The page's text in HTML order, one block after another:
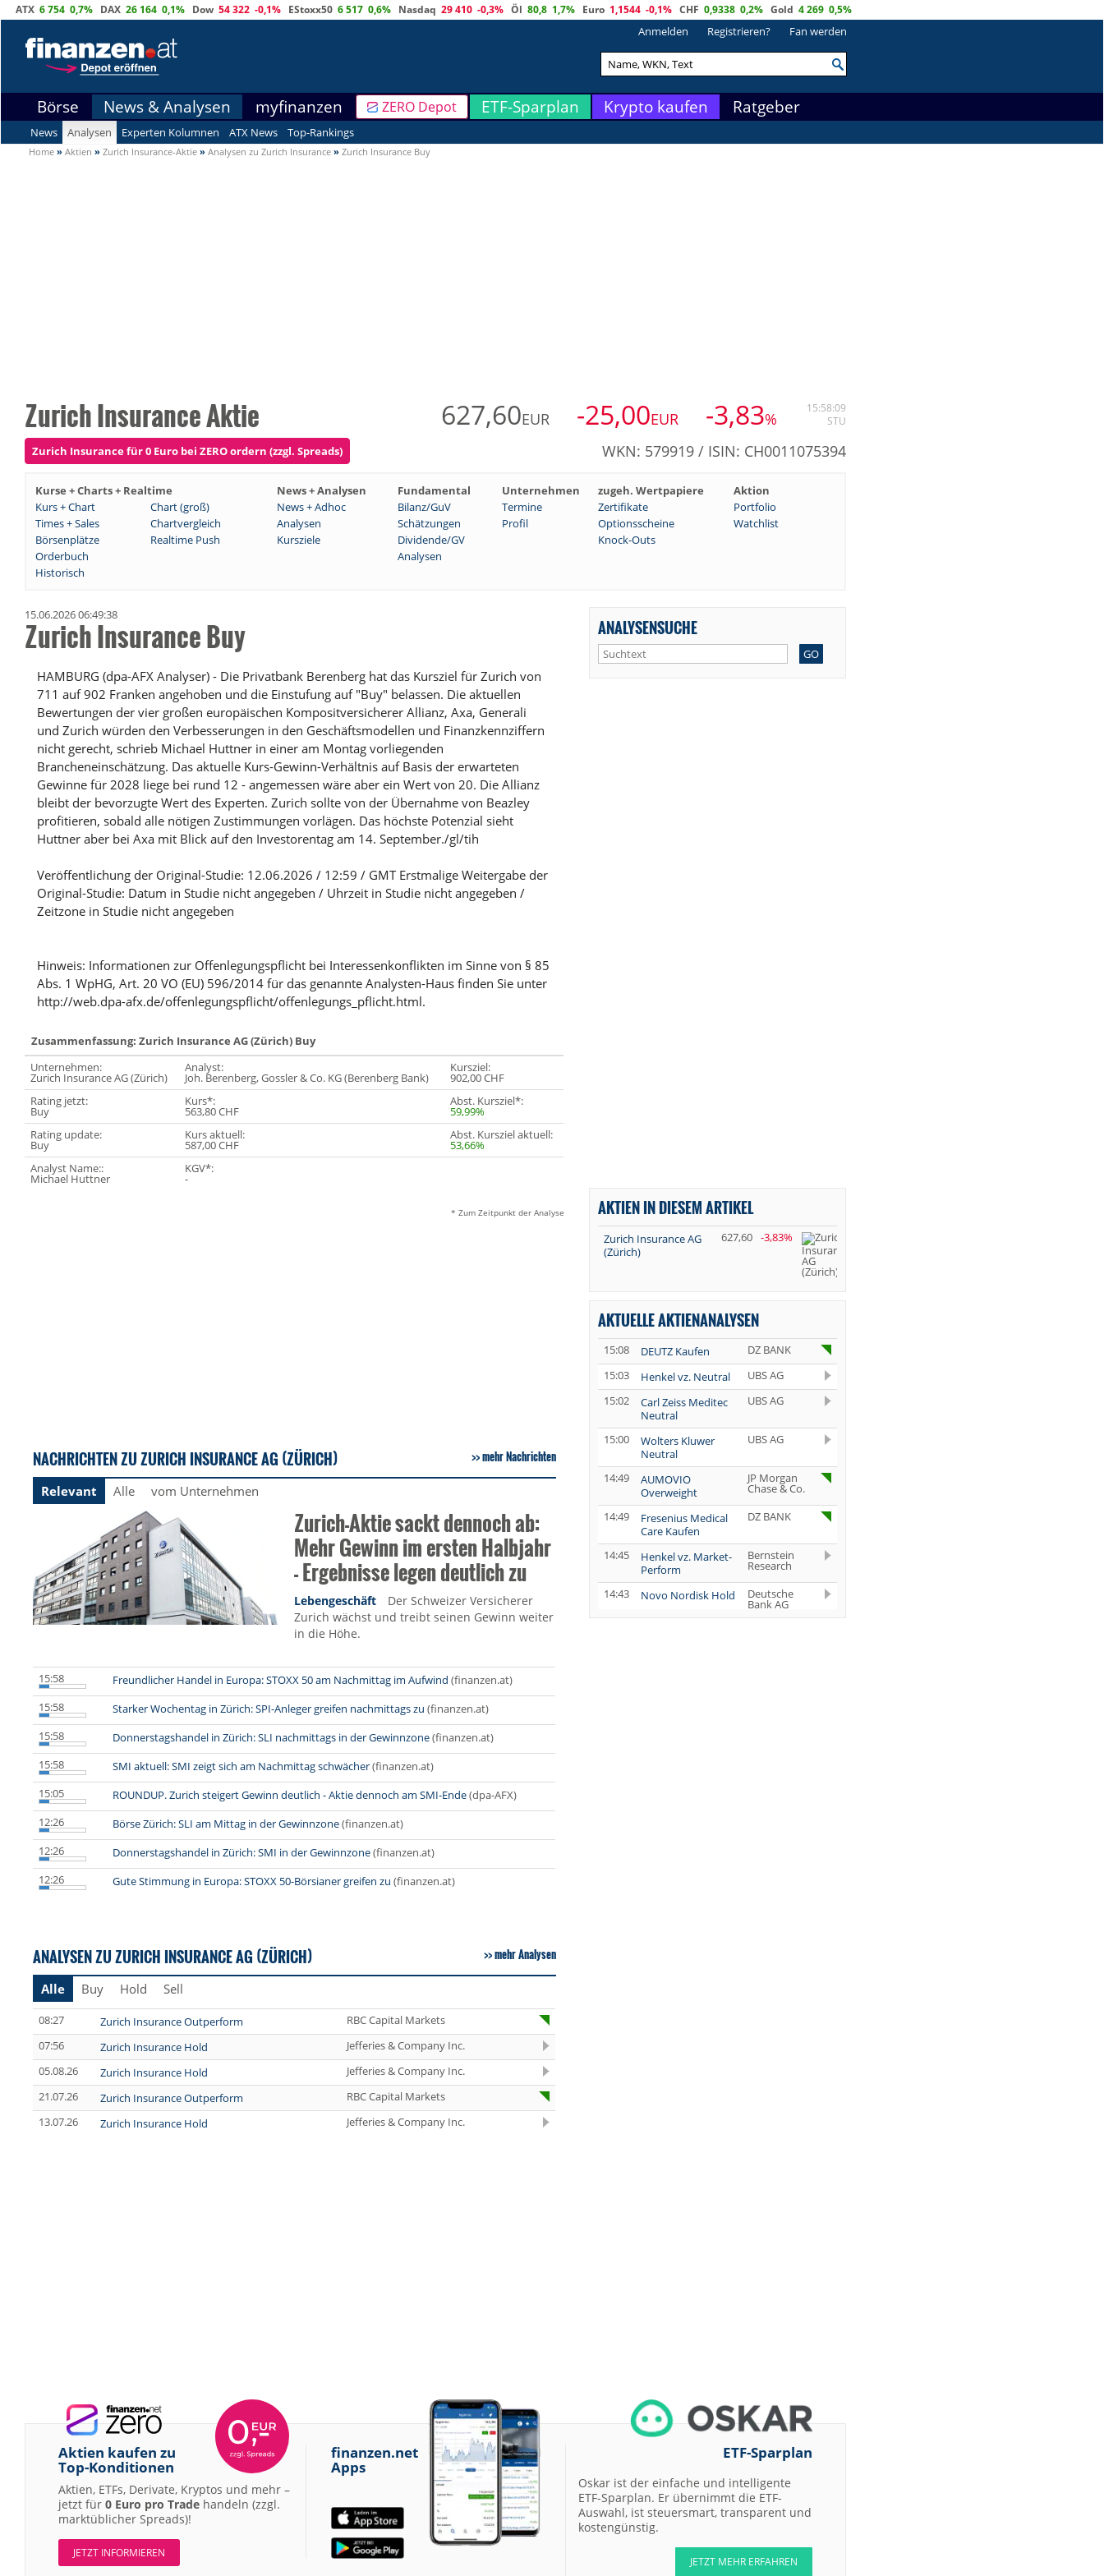
ATX 6 754 0,7% DAX 26 164 0,1% Dow 54 322 -0,1% EStoxx50 6 517 0,6% Nasdaq 29 410 -0,3% Öl 80,8 1,7% Euro 1,1544 -0,1% CHF 0,9338 0,2% Gold 4 269 0,5%
Anmelden Registrieren? Fan werden
Börse News & Analysen myfinanzen ZERO Depot ETF-Sparplan Krypto kaufen Ratgeber
News Analysen Experten Kolumnen ATX News Top-Rankings
Home » Aktien » Zurich Insurance-Aktie » Analysen zu Zurich Insurance » Zurich Insurance Buy
Zurich Insurance Aktie 627,60EUR -25,00EUR -3,83%
15:58:09
STU
Zurich Insurance für 0 Euro bei ZERO ordern (zzgl. Spreads) WKN: 579919 / ISIN: CH0011075394
Kurse + Charts + Realtime News + Analysen Fundamental Unternehmen zugeh. Wertpapiere
Aktion
Kurs + Chart
Chart (groß) News + Adhoc Bilanz/GuV Termine Zertifikate
Portfolio
Times + Sales
Chartvergleich Analysen Schätzungen Profil Optionsscheine
Watchlist
Börsenplätze
Realtime Push Kursziele Dividende/GV
Knock-Outs
Orderbuch
Analysen
Historisch
15.06.2026 06:49:38
Zurich Insurance Buy
HAMBURG (dpa-AFX Analyser) - Die Privatbank Berenberg hat das Kursziel für Zurich von
711 auf 902 Franken angehoben und die Einstufung auf "Buy" belassen. Die aktuellen
Bewertungen der vier großen europäischen Kompositversicherer Allianz, Axa, Generali
und Zurich würden den Verbesserungen in den Geschäftsmodellen und Finanzkennziffern
nicht gerecht, schrieb Michael Huttner in einer am Montag vorliegenden
Brancheneinschätzung. Das aktuelle Kurs-Gewinn-Verhältnis auf Basis der erwarteten
Gewinne für 2028 liege bei rund 12 - angemessen wäre aber ein Wert von 20. Die Allianz
bleibt der bevorzugte Wert des Experten. Zurich sollte von der Übernahme von Beazley
profitieren, sobald alle nötigen Zustimmungen vorlägen. Das höchste Potenzial sieht
Huttner aber bei Axa mit Blick auf den Investorentag am 14. September./gl/tih
Veröffentlichung der Original-Studie: 12.06.2026 / 12:59 / GMT Erstmalige Weitergabe der
Original-Studie: Datum in Studie nicht angegeben / Uhrzeit in Studie nicht angegeben /
Zeitzone in Studie nicht angegeben
Hinweis: Informationen zur Offenlegungspflicht bei Interessenkonflikten im Sinne von § 85
Abs. 1 WpHG, Art. 20 VO (EU) 596/2014 für das genannte Analysten-Haus finden Sie unter
http://web.dpa-afx.de/offenlegungspflicht/offenlegungs_pflicht.html.
Zusammenfassung: Zurich Insurance AG (Zürich) Buy
Unternehmen:
Zurich Insurance AG (Zürich)
Analyst:
Joh. Berenberg, Gossler & Co. KG (Berenberg Bank)
Kursziel:
902,00 CHF
Rating jetzt:
Buy
Kurs*:
563,80 CHF
Abst. Kursziel*:
59,99%
Rating update:
Buy
Kurs aktuell:
587,00 CHF
Abst. Kursziel aktuell:
53,66%
Analyst Name::
Michael Huttner
KGV*:
-
* Zum Zeitpunkt der Analyse
NACHRICHTEN ZU ZURICH INSURANCE AG (ZÜRICH) mehr Nachrichten
Relevant Alle vom Unternehmen
Zurich-Aktie sackt dennoch ab:
Mehr Gewinn im ersten Halbjahr
- Ergebnisse legen deutlich zu
Lebengeschäft
Der Schweizer Versicherer
Zurich wächst und treibt seinen Gewinn weiter
in die Höhe.
15:58 Freundlicher Handel in Europa: STOXX 50 am Nachmittag im Aufwind (finanzen.at)
15:58
Starker Wochentag in Zürich: SPI-Anleger greifen nachmittags zu (finanzen.at)
15:58
Donnerstagshandel in Zürich: SLI nachmittags in der Gewinnzone(finanzen.at)
15:58
SMI aktuell: SMI zeigt sich am Nachmittag schwächer(finanzen.at)
15:05
ROUNDUP. Zurich steigert Gewinn deutlich - Aktie dennoch am SMI-Ende(dpa-AFX)
12:26
Börse Zürich: SLI am Mittag in der Gewinnzone(finanzen.at)
12:26
Donnerstagshandel in Zürich: SMI in der Gewinnzone(finanzen.at)
12:26
Gute Stimmung in Europa: STOXX 50-Börsianer greifen zu (finanzen.at)
ANALYSEN ZU ZURICH INSURANCE AG (ZÜRICH) mehr Analysen
Alle Buy Hold Sell
08:27 Zurich Insurance Outperform
RBC Capital Markets
07:56
Zurich Insurance Hold
Jefferies & Company Inc.
05.08.26
Zurich Insurance Hold
Jefferies & Company Inc.
21.07.26
Zurich Insurance Outperform
RBC Capital Markets
13.07.26
Zurich Insurance Hold Jefferies & Company Inc.
ANALYSENSUCHE
GO
AKTIEN IN DIESEM ARTIKEL
Zurich Insurance AG
(Zürich)
627,60 -3,83%
AKTUELLE AKTIENANALYSEN
15:08 DEUTZ Kaufen
DZ BANK
15:03
Henkel vz. Neutral
UBS AG
15:02
Carl Zeiss Meditec
Neutral
UBS AG
15:00
Wolters Kluwer
Neutral
UBS AG
14:49
AUMOVIO
Overweight
JP Morgan
Chase & Co.
14:49
Fresenius Medical
Care Kaufen
DZ BANK
14:45
Henkel vz. Market-
Perform
Bernstein
Research
14:43
Novo Nordisk Hold Deutsche
Bank AG
Münchener
Rückversicherungs-
Gesellschaft Hold
Jefferies &
Company
12:34
Ahold Delhaize
Neutral
UBS AG
12:32 SUSS MicroTec Buy
Swiss Re Sell UBS AG
Aktien kaufen zu
Top-Konditionen
Aktien, ETFs, Derivate, Kryptos und mehr –
jetzt für 0 Euro pro Trade handeln (zzgl.
marktüblicher Spreads)!
JETZT INFORMIEREN
finanzen.net
Apps
ETF-Sparplan
Oskar ist der einfache und intelligente
ETF-Sparplan. Er übernimmt die ETF-
Auswahl, ist steuersmart, transparent und
kostengünstig.
JETZT MEHR ERFAHREN